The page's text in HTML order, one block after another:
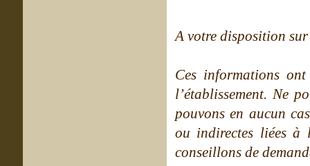
A votre disposition
Ces informations
l’établissement. Ne
pouvons en aucun
ou indirectes liées à
conseillons de